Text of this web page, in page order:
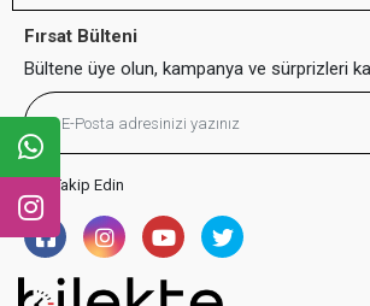
Fırsat Bülteni
Bültene üye olun, kampanya ve sürprizleri
Bizi Takip Edin